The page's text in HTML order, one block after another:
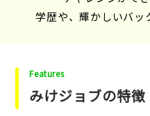
学歴や、輝かしいバッ
Features
みけジョブの特徴